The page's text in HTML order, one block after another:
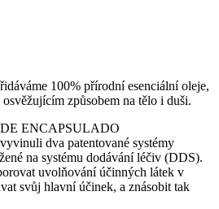
100% přírodní esenciální oleje,
způsobem na tělo i duši.
ENCAPSULADO
dva patentované systémy
na systému dodávání léčiv (DDS).
uvolňování účinných látek v
svůj hlavní účinek, a znásobit tak